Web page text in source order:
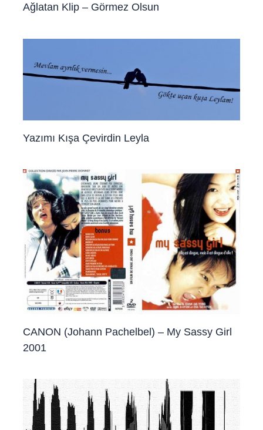
Ağlatan Klip – Görmez Olsun
Yazımı Kışa Çevirdin Leyla
CANON (Johann Pachelbel) – My Sassy Girl
2001